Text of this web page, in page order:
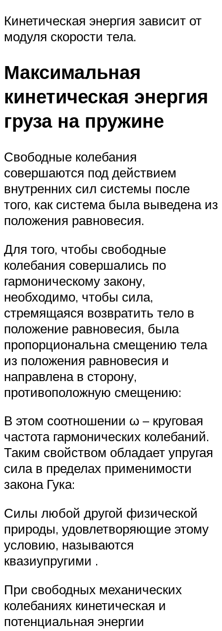
Кинетическая энергия зависит от
модуля скорости тела.
Максимальная
кинетическая энергия
груза на пружине
Свободные колебания
совершаются под действием
внутренних сил системы после
того, как система была выведена из
положения равновесия.
Для того, чтобы свободные
колебания совершались по
гармоническому закону,
необходимо, чтобы сила,
стремящаяся возвратить тело в
положение равновесия, была
пропорциональна смещению тела
из положения равновесия и
направлена в сторону,
противоположную смещению:
В этом соотношении ω – круговая
частота гармонических колебаний.
Таким свойством обладает упругая
сила в пределах применимости
закона Гука:
Силы любой другой физической
природы, удовлетворяющие этому
условию, называются
квазиупругими .
При свободных механических
колебаниях кинетическая и
потенциальная энергии